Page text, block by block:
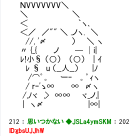
ＮVVVVVVV＼
＼ ＼
＜ ｀ヽ､
＜／ ／"" ＼ .ノヽ. ＼
//, '〆 ） ＼ ヽ
〃 {_{ ノ ─ │i|
ﾚ!小§ （○） （○） | ｲ そ
ﾚ § u （__人__） |ﾉ
/⌒゜。 ー‐ 。゜ｨヽ 仲良
/ rｰ'ゝ∞ ∞ 〆ヽ
/,ﾉヾ ,> ∞∞ ヾ_ノ,|
| ヽ〆 |∞|
212 ： 思いつかない ◆JSLa4ymSKM ：
ID:gbsUJJhW